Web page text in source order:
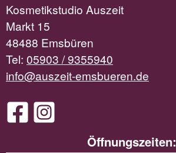
Kosmetikstudio Auszeit
Markt 15
48488 Emsbüren
Tel: 05903 / 9355940
info@auszeit-emsbueren.de
Öffnungszeiten: